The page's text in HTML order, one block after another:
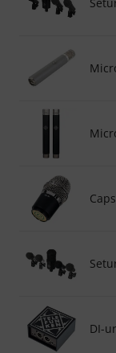
DI-